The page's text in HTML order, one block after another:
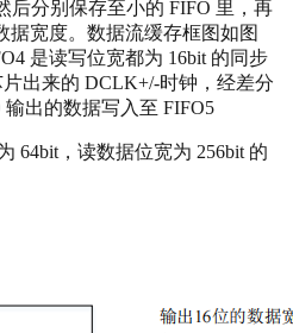
后分别保存至小的 FIFO 里，再
据宽度。数据流缓存框图如图
是读写位宽都为 16bit 的同步
出来的 DCLK+/-时钟，经差分
出的数据写入至 FIFO5
64bit，读数据位宽为 256bit 的